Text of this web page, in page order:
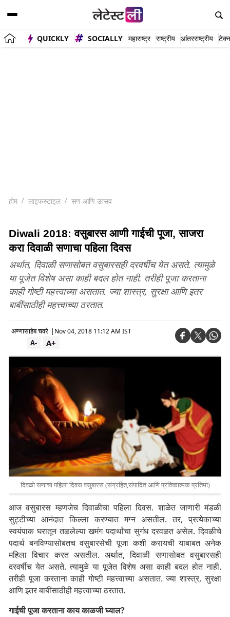
QUICKLY SOCIALLY महाराष्ट्र राष्ट्रीय आंतरराष्ट्रीय
होम लाइफस्टाइल सण आणि उत्सव
Diwali 2018: वसुबारस आणी गाईची पूजा, साजरा
करा दिवाळी सणाचा पहिला दिवस
अर्थात, दिवाळी सणासोबत वसुबारसही दरवर्षीच येत असते. त्यामुळे
या पूजेत विशेष असा काही बदल होत नाही. तरीही पूजा करताना
काही गोष्टी महत्त्वाच्या असतात. ज्या शास्त्र, सुरक्षा आणि इतर
बाबींसाठीही महत्त्वाच्या ठरतात.
अण्णासाहेब चवरे | Nov 04, 2018 11:12 AM IST
A+
A-
दिवळी सणाचा पहिला दिवस वसुबारस (संग्रहित,संपादित आणि प्रतिकात्मक प्रतिमा)
आज वसुबारस म्हणजेच दिवाळीचा पहिला दिवस. शाळेत जाणारी मंडळी
सुट्टीच्या आनंदात किल्ला करण्यात मग्न असतील. तर, प्रत्येकाच्या
स्वयंपाक घरातून तळलेल्या खमंग पदार्थांचा सुगंध दरवळत असेल. दिवळीचे
पदार्थ बनविण्यासोबतच वसुबारसेची पूजा कशी करायची याबाबत अनेक
महिला विचार करत असतील. अर्थात, दिवाळी सणासोबत वसुबारसही
दरवर्षीच येत असते. त्यामुळे या पूजेत विशेष असा काही बदल होत नाही.
तरीही पूजा करताना काही गोष्टी महत्त्वाच्या असतात. ज्या शास्त्र, सुरक्षा
आणि इतर बाबींसाठीही महत्त्वाच्या ठरतात.
गाईची पूजा करताना काय काळजी घ्याल?